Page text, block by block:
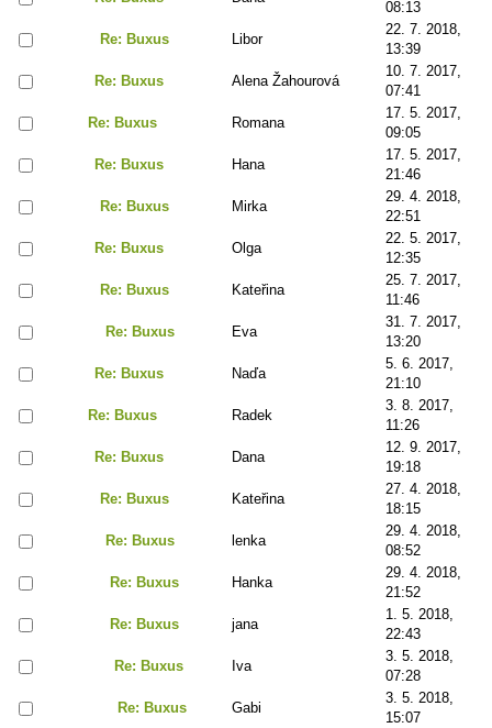
08:13
Re: Buxus
Libor
22. 7. 2018,
13:39
Re: Buxus
Alena Žahourová
10. 7. 2017,
07:41
Re: Buxus
Romana
17. 5. 2017,
09:05
Re: Buxus
Hana
17. 5. 2017,
21:46
Re: Buxus
Mirka
29. 4. 2018,
22:51
Re: Buxus
Olga
22. 5. 2017,
12:35
Re: Buxus
Kateřina
25. 7. 2017,
11:46
Re: Buxus
Eva
31. 7. 2017,
13:20
Re: Buxus
Naďa
5. 6. 2017,
21:10
Re: Buxus
Radek
3. 8. 2017,
11:26
Re: Buxus
Dana
12. 9. 2017,
19:18
Re: Buxus
Kateřina
27. 4. 2018,
18:15
Re: Buxus
lenka
29. 4. 2018,
08:52
Re: Buxus
Hanka
29. 4. 2018,
21:52
Re: Buxus
jana
1. 5. 2018,
22:43
Re: Buxus
Iva
3. 5. 2018,
07:28
Re: Buxus
Gabi
3. 5. 2018,
15:07